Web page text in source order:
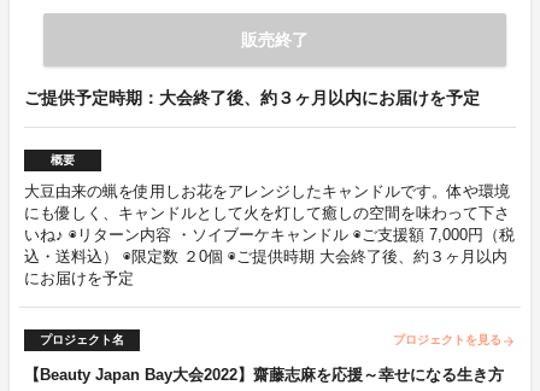
販売終了
ご提供予定時期：大会終了後、約３ヶ月以内にお届けを予定
概要
大豆由来の蝋を使用しお花をアレンジしたキャンドルです。体や環境
にも優しく、キャンドルとして火を灯して癒しの空間を味わって下さ
いね♪ ◉リターン内容 ・ソイブーケキャンドル ◉ご支援額 7,000円（税
込・送料込） ◉限定数 ２0個 ◉ご提供時期 大会終了後、約３ヶ月以内
にお届けを予定
プロジェクト名 プロジェクトを見る arrow_forward
【Beauty Japan Bay大会2022】齋藤志麻を応援～幸せになる生き方